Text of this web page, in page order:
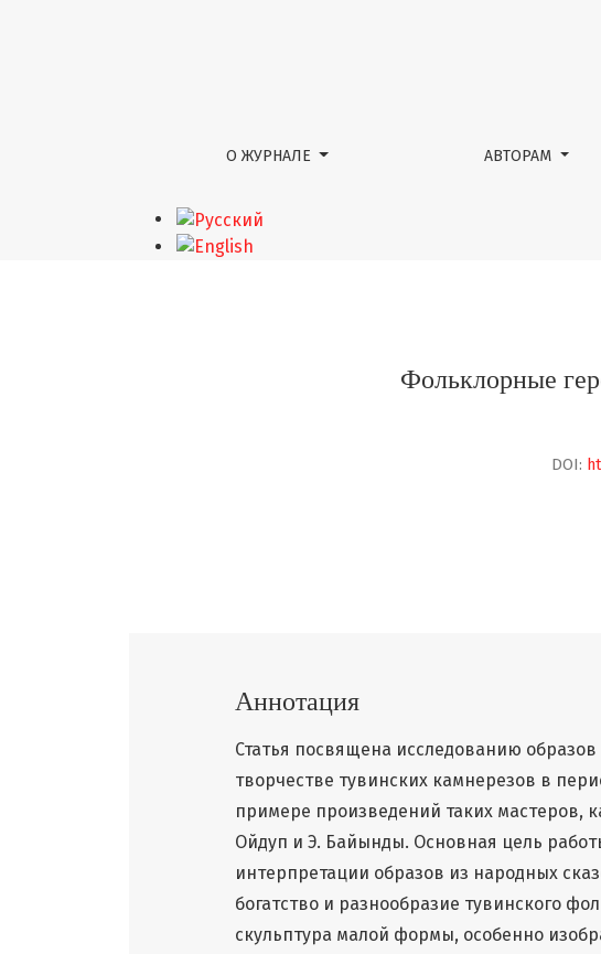
О ЖУРНАЛЕ АВТОРАМ
Фольклорные
DOI:
Аннотация
Статья посвящена исследованию
творчестве тувинских камнерезов в
примере произведений таких мастеров,
Ойдуп и Э. Байынды. Основная цель
интерпретации образов из народных
богатство и разнообразие тувинского
скульптура малой формы, особенно